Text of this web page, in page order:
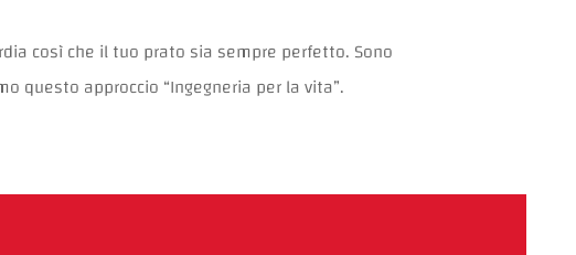
così che il tuo prato sia sempre perfetto. Sono
questo approccio “Ingegneria per la vita”.